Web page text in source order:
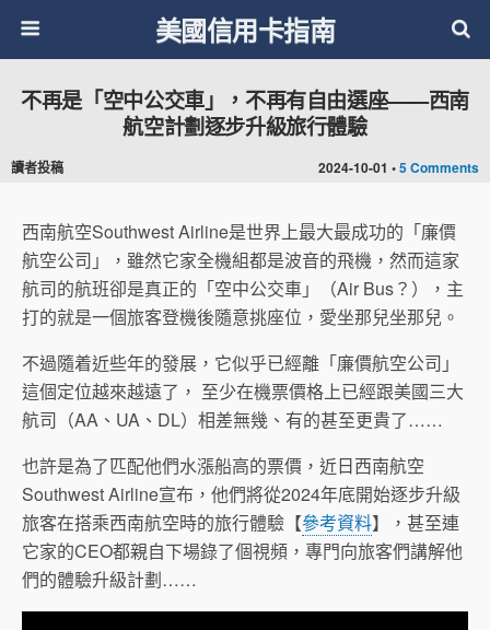
美國信用卡指南
2024-10-01 •5 Comments
不再是「空中公交車」，不再有自由選座——西南
航空計劃逐步升級旅行體驗
讀者投稿
西南航空Southwest Airline是世界上最大最成功的「廉價
航空公司」，雖然它家全機組都是波音的飛機，然而這家
航司的航班卻是真正的「空中公交車」（Air Bus？），主
打的就是一個旅客登機後隨意挑座位，愛坐那兒坐那兒。
不過隨着近些年的發展，它似乎已經離「廉價航空公司」
這個定位越來越遠了， 至少在機票價格上已經跟美國三大
航司（AA、UA、DL）相差無幾、有的甚至更貴了……
也許是為了匹配他們水漲船高的票價，近日西南航空
Southwest Airline宣布，他們將從2024年底開始逐步升級
旅客在搭乘西南航空時的旅行體驗【參考資料】，甚至連
它家的CEO都親自下場錄了個視頻，專門向旅客們講解他
們的體驗升級計劃……